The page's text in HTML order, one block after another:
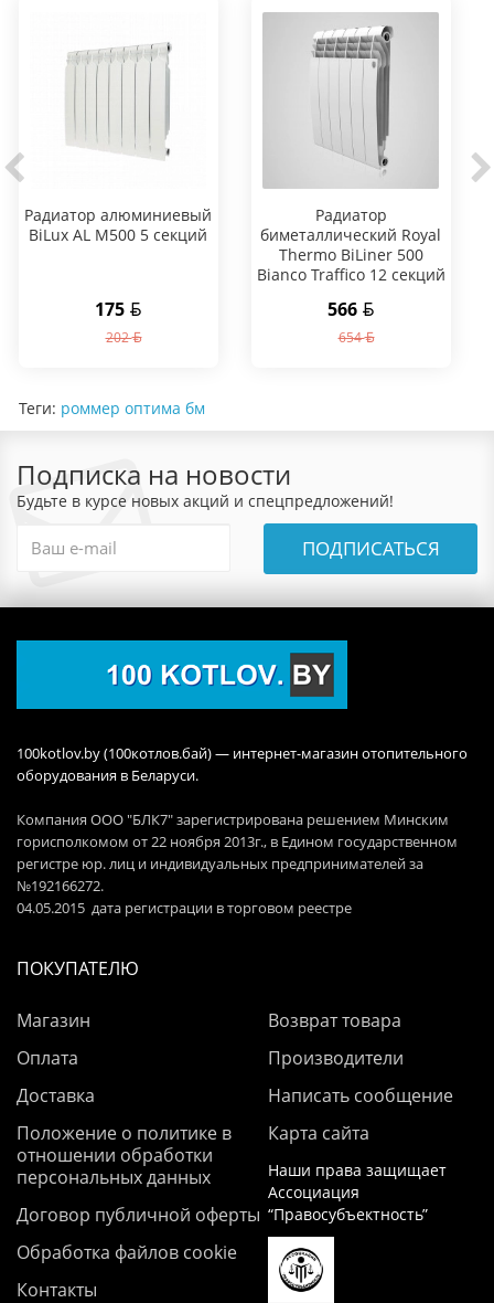
Радиатор алюминиевый
BiLux AL M500 5 секций
175
202
Радиатор
биметаллический Royal
Thermo BiLiner 500
Bianco Traffico 12 секций
566
654
Теги: роммер оптима бм
Подписка на новости
Будьте в курсе новых акций и спецпредложений!
ПОДПИСАТЬСЯ
100kotlov.by (100котлов.бай) — интернет-магазин отопительного
оборудования в Беларуси.
Компания ООО "БЛК7" зарегистрирована решением Минским
горисполкомом от 22 ноября 2013г., в Едином государственном
регистре юр. лиц и индивидуальных предпринимателей за
№192166272.
04.05.2015 дата регистрации в торговом реестре
ПОКУПАТЕЛЮ
Магазин
Оплата
Доставка
Положение о политике в
отношении обработки
персональных данных
Договор публичной оферты
Обработка файлов cookie
Контакты
Возврат товара
Производители
Написать сообщение
Карта сайта
Наши права защищает
Ассоциация
“Правосубъектность”